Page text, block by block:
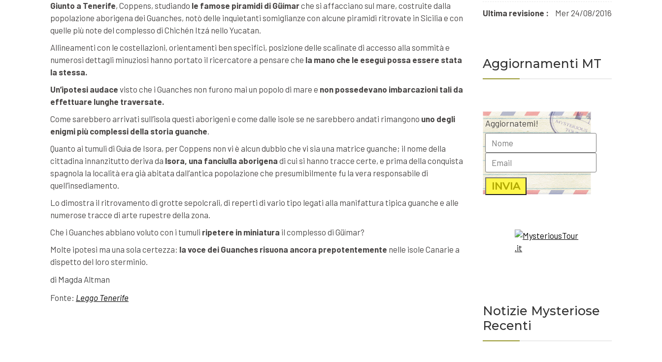
Giunto a Tenerife, Coppens, studiando le famose piramidi di Güímarche si affacciano sul mare, costruite dalla
popolazione aborigena dei Guanches, notò delle inquietanti somiglianze con alcune piramidi ritrovate in Sicilia e con
quelle più note del complesso di Chichén Itzá nello Yucatan.
Allineamenti con le costellazioni, orientamenti ben specifici, posizione delle scalinate di accesso alla sommità e
numerosi dettagli minuziosi hanno portato il ricercatore a pensare che la mano che le eseguì possa essere stata
la stessa.
Un’ipotesi audace visto che i Guanches non furono mai un popolo di mare e non possedevano imbarcazioni tali da
effettuare lunghe traversate.
Come sarebbero arrivati sull’isola questi aborigeni e come dalle isole se ne sarebbero andati rimangono uno degli
enigmi più complessi della storia guanche.
Quanto ai tumuli di Guìa de Isora, per Coppens non vi è alcun dubbio che vi sia una matrice guanche; il nome della
cittadina innanzitutto deriva da Isora, una fanciulla aborigena di cui si hanno tracce certe, e prima della conquista
spagnola la località era già abitata dall’antica popolazione che presumibilmente fu la vera responsabile di
quell’insediamento.
Lo dimostra il ritrovamento di grotte sepolcrali, di reperti di vario tipo legati alla manifattura tipica guanche e alle
numerose tracce di arte rupestre della zona.
Che i Guanches abbiano voluto con i tumuli ripetere in miniatura il complesso di Güímar?
Molte ipotesi ma una sola certezza: la voce dei Guanches risuona ancora prepotentemente nelle isole Canarie a
dispetto del loro sterminio.
di Magda Altman
Fonte: Leggo Tenerife
Ultima revisione : Mer 24/08/2016
Aggiornamenti MT
Aggiornatemi!
Notizie Mysteriose
Recenti